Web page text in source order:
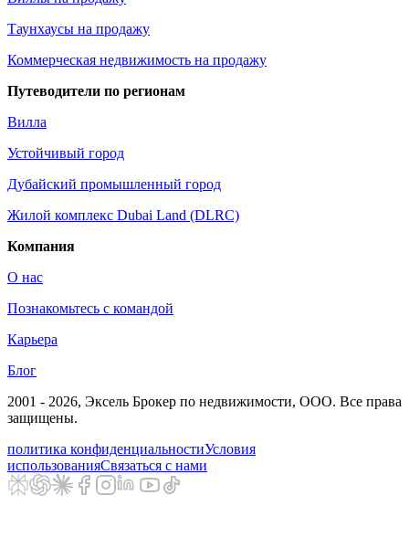
Таунхаусы на продажу
Коммерческая недвижимость на продажу
Путеводители по регионам
Вилла
Устойчивый город
Дубайский промышленный город
Жилой комплекс Dubai Land (DLRC)
Компания
О нас
Познакомьтесь с командой
Карьера
Блог
2001 - 2026, Эксель Брокер по недвижимости, ООО. Все права
защищены.
политика конфиденциальностиУсловия
использованияСвязаться с нами